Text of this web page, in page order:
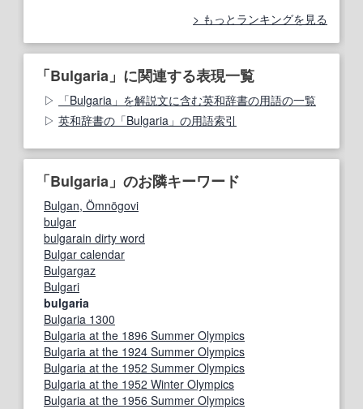
もっとランキングを見る
「Bulgaria」に関連する表現一覧
「Bulgaria」を解説文に含む英和辞書の用語の一覧
英和辞書の「Bulgaria」の用語索引
「Bulgaria」のお隣キーワード
Bulgan, Ömnögovi
bulgar
bulgarain dirty word
Bulgar calendar
Bulgargaz
Bulgari
bulgaria
Bulgaria 1300
Bulgaria at the 1896 Summer Olympics
Bulgaria at the 1924 Summer Olympics
Bulgaria at the 1952 Summer Olympics
Bulgaria at the 1952 Winter Olympics
Bulgaria at the 1956 Summer Olympics